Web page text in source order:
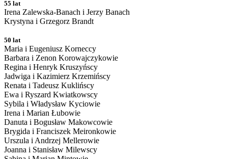
55 lat
Irena Zalewska-Banach i Jerzy Banach
Krystyna i Grzegorz Brandt
50 lat
Maria i Eugeniusz Korneccy
Barbara i Zenon Korowajczykowie
Regina i Henryk Kruszyńscy
Jadwiga i Kazimierz Krzemińscy
Renata i Tadeusz Kuklińscy
Ewa i Ryszard Kwiatkowscy
Sybila i Władysław Kyciowie
Irena i Marian Łubowie
Danuta i Bogusław Makowcowie
Brygida i Franciszek Meironkowie
Urszula i Andrzej Mellerowie
Joanna i Stanisław Milewscy